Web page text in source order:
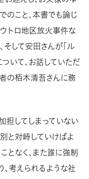
こと、本書でも論じ
トロ地区放火事件な
そして安田さんが「ル
いて、お話していただ
の栢木清吾さんに務
担してしまっていない
と対峙していけばよ
となく、また誰に強制
、考えられるような社